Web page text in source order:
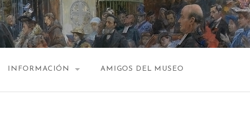
INFORMACIÓN AMIGOS DEL MUSEO